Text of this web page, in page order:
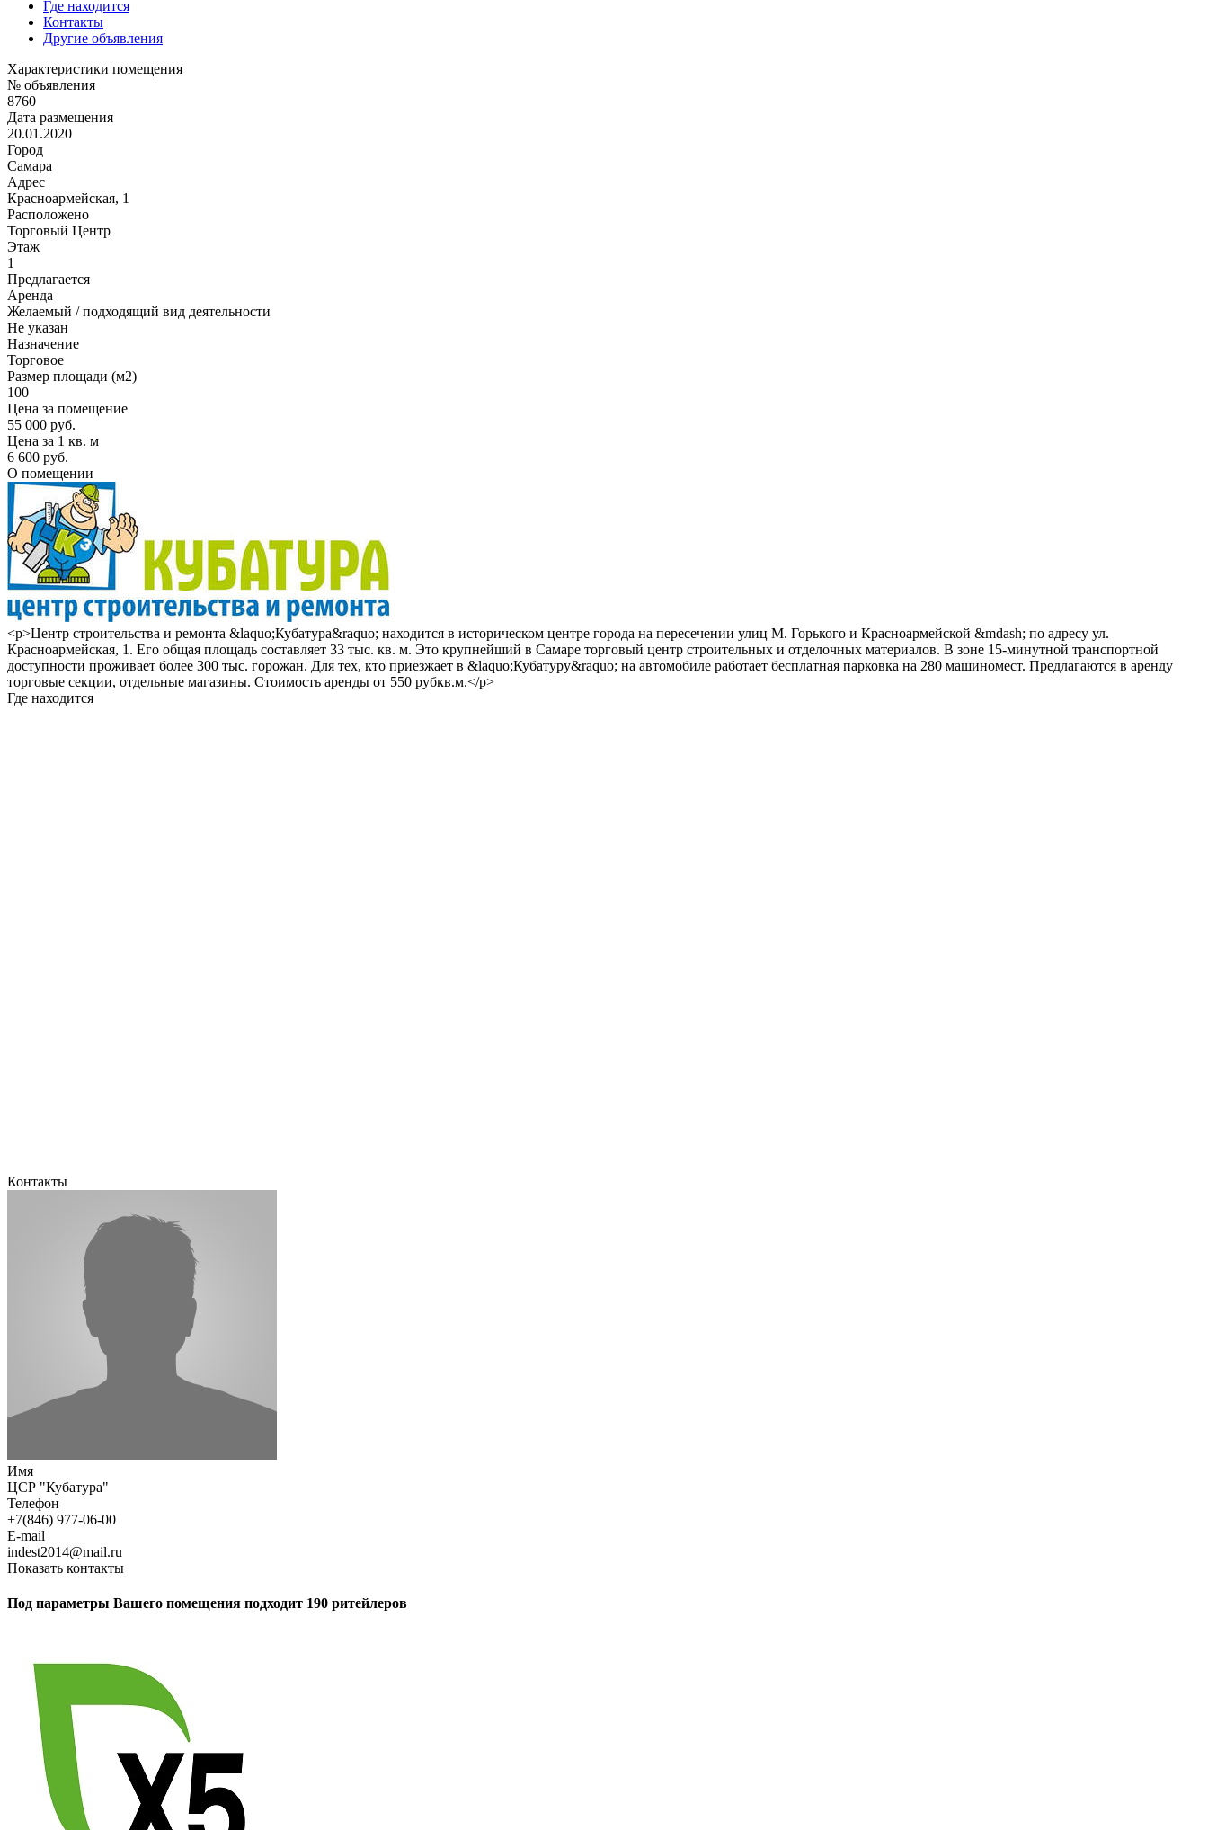
Где находится
Контакты
Другие объявления
Характеристики помещения
№ объявления
8760
Дата размещения
20.01.2020
Город
Самара
Адрес
Красноармейская, 1
Расположено
Торговый Центр
Этаж
1
Предлагается
Аренда
Желаемый / подходящий вид деятельности
Не указан
Назначение
Торговое
Размер площади (м2)
100
Цена за помещение
55 000 руб.
Цена за 1 кв. м
6 600 руб.
О помещении
<p>Центр строительства и ремонта &laquo;Кубатура&raquo; находится в историческом центре города на пересечении улиц М. Горького и Красноармейской &mdash; по адресу ул.
Красноармейская, 1. Его общая площадь составляет 33 тыс. кв. м. Это крупнейший в Самаре торговый центр строительных и отделочных материалов. В зоне 15-минутной транспортной
доступности проживает более 300 тыс. горожан. Для тех, кто приезжает в &laquo;Кубатуру&raquo; на автомобиле работает бесплатная парковка на 280 машиномест. Предлагаются в аренду
торговые секции, отдельные магазины. Стоимость аренды от 550 рубкв.м.</p>
Где находится
Контакты
Имя
ЦСР "Кубатура"
Телефон
+7(846) 977-06-00
E-mail
indest2014@mail.ru
Показать контакты
Под параметры Вашего помещения подходит 190 ритейлеров